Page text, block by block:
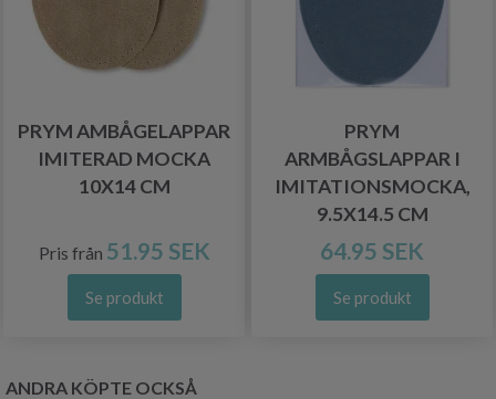
PRYM AMBÅGELAPPAR
IMITERAD MOCKA
10X14 CM
Pris från 51.95 SEK
Se produkt
PRYM
ARMBÅGSLAPPAR I
IMITATIONSMOCKA,
9.5X14.5 CM
64.95 SEK
Se produkt
ANDRA KÖPTE OCKSÅ